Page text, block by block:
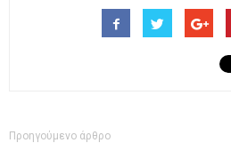
Προηγούμενο άρθρο